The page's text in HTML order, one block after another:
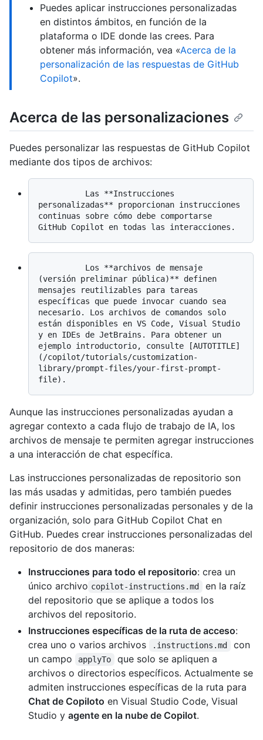
Puedes aplicar instrucciones personalizadas
en distintos ámbitos, en función de la
plataforma o IDE donde las crees. Para
obtener más información, vea «Acerca de la
personalización de las respuestas de GitHub
Copilot».
Acerca de las personalizaciones
Puedes personalizar las respuestas de GitHub Copilot
mediante dos tipos de archivos:
personalizadas** proporcionan instrucciones
continuas sobre cómo debe comportarse
(versión preliminar pública)** definen
mensajes reutilizables para tareas
específicas que puede invocar cuando sea
necesario. Los archivos de comandos solo
están disponibles en VS Code, Visual Studio
y en IDEs de JetBrains. Para obtener un
ejemplo introductorio, consulte [AUTOTITLE]
(/copilot/tutorials/customization-
library/prompt-files/your-first-prompt-
Aunque las instrucciones personalizadas ayudan a
agregar contexto a cada flujo de trabajo de IA, los
archivos de mensaje te permiten agregar instrucciones
a una interacción de chat específica.
Las instrucciones personalizadas de repositorio son
las más usadas y admitidas, pero también puedes
definir instrucciones personalizadas personales y de la
organización, solo para GitHub Copilot Chat en
GitHub. Puedes crear instrucciones personalizadas del
repositorio de dos maneras:
Instrucciones para todo el repositorio: crea un
único archivo copilot-instructions.md
en la raíz
del repositorio que se aplique a todos los
archivos del repositorio.
Instrucciones específicas de la ruta de acceso:
crea uno o varios archivos
.instructions.md
con
un campo
applyTo
que solo se apliquen a
archivos o directorios específicos. Actualmente se
admiten instrucciones específicas de la ruta para
Chat de Copiloto en Visual Studio Code, Visual
Studio y agente en la nube de Copilot.